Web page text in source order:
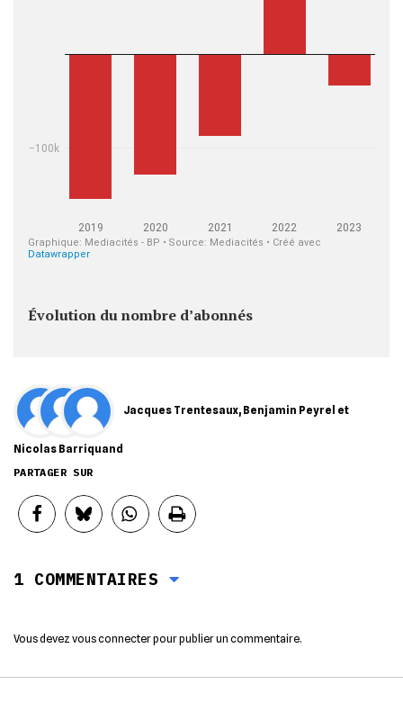
Évolution du nombre d’abonnés
Jacques Trentesaux, Benjamin Peyrel et
Nicolas Barriquand
PARTAGER SUR
1 COMMENTAIRES
Vous devez vous connecterpour publier un commentaire.